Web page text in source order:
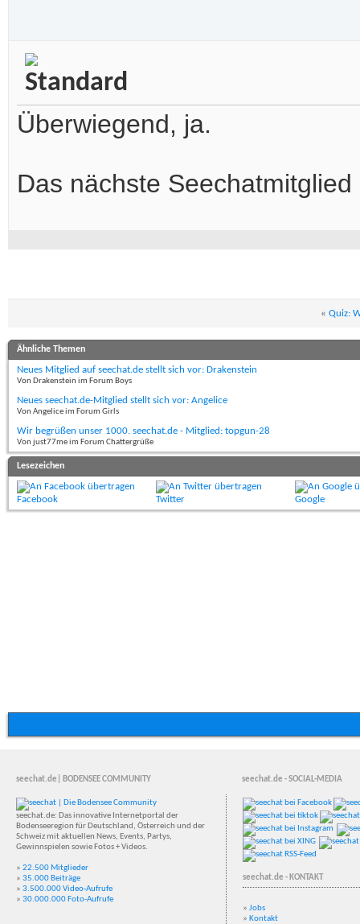
Überwiegend, ja.
Das nächste
« Quiz:
Ähnliche Themen
Neues Mitglied auf seechat.de stellt sich vor: Drakenstein
Von Drakenstein im Forum Boys
Neues seechat.de-Mitglied stellt sich vor: Angelice
Von Angelice im Forum Girls
Wir begrüßen unser 1000. seechat.de - Mitglied: topgun-28
Von just77me im Forum Chattergrüße
Lesezeichen
Facebook Twitter Google
seechat.de| BODENSEE COMMUNITY seechat.de - SOCIAL-MEDIA
seechat.de: Das innovative Internetportal der
Bodenseeregion für Deutschland, Österreich und der
Schweiz mit aktuellen News, Events, Partys,
Gewinnspielen sowie Fotos + Videos.
» 22.500 Mitglieder
» 35.000 Beiträge
» 3.500.000 Video-Aufrufe
» 30.000.000 Foto-Aufrufe
seechat.de - KONTAKT
» Jobs
» Kontakt